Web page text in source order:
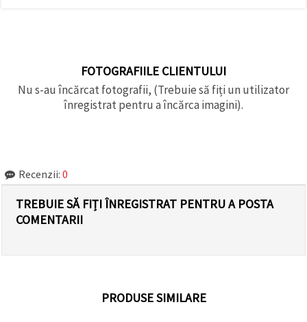
FOTOGRAFIILE CLIENTULUI
Nu s-au încărcat fotografii, (Trebuie să fiți un utilizator
înregistrat pentru a încărca imagini).
Recenzii: 0
TREBUIE SĂ FIȚI ÎNREGISTRAT PENTRU A POSTA
COMENTARII
PRODUSE SIMILARE